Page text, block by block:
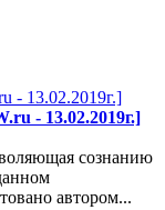
- 13.02.2019г.]
сознанию
автором...